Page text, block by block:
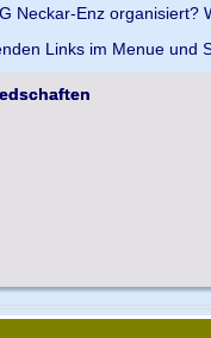
Neckar-Enz
Links im Menue und